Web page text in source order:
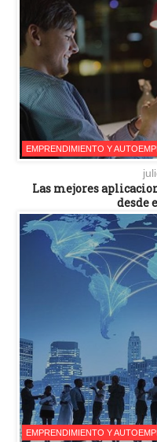
EMPRENDIMIENTO Y
Las mejores
desde
EMPRENDIMIENTO Y